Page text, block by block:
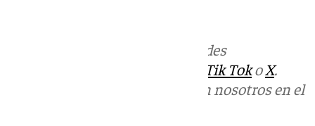
en las redes
Tik TokoX.
Puedes ponerte en contacto con nosotros en el